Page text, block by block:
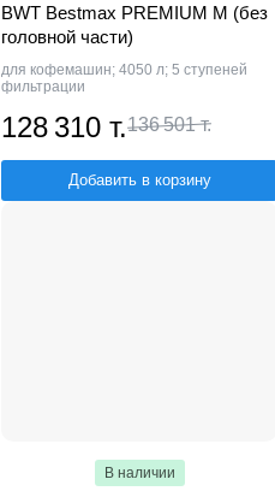
BWT Bestmax PREMIUM M (без
головной части)
для кофемашин; 4050 л; 5 ступеней
фильтрации
128 310 т.136 501 т.
Добавить в корзину
В наличии